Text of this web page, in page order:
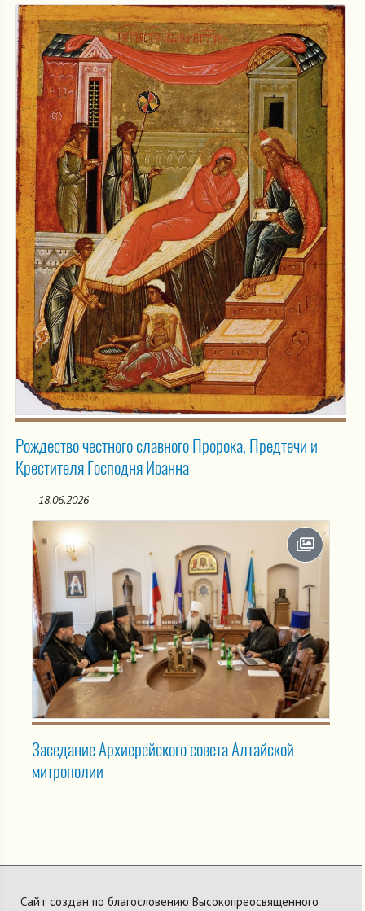
Рождество честного славного Пророка, Предтечи и
Крестителя Господня Иоанна
18.06.2026
Заседание Архиерейского совета Алтайской
митрополии
Сайт создан по благословению Высокопреосвященного